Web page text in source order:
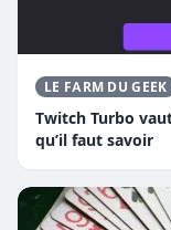
LE FARM DU GEEK
Twitch Turbo
qu’il faut savoir